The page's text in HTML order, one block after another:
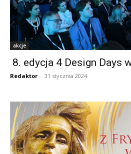
akcje
8. edycja 4 Design Days
Redaktor - 31 stycznia 2024